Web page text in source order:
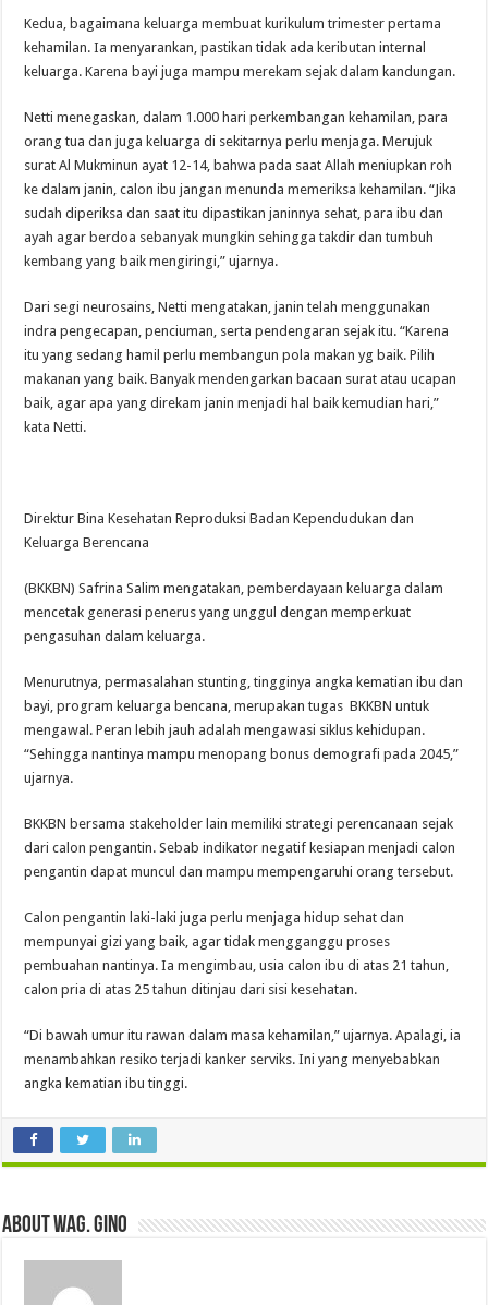
Kedua, bagaimana keluarga membuat kurikulum trimester pertama
kehamilan. Ia menyarankan, pastikan tidak ada keributan internal
keluarga. Karena bayi juga mampu merekam sejak dalam kandungan.
Netti menegaskan, dalam 1.000 hari perkembangan kehamilan, para
orang tua dan juga keluarga di sekitarnya perlu menjaga. Merujuk
surat Al Mukminun ayat 12-14, bahwa pada saat Allah meniupkan roh
ke dalam janin, calon ibu jangan menunda memeriksa kehamilan. “Jika
sudah diperiksa dan saat itu dipastikan janinnya sehat, para ibu dan
ayah agar berdoa sebanyak mungkin sehingga takdir dan tumbuh
kembang yang baik mengiringi,” ujarnya.
Dari segi neurosains, Netti mengatakan, janin telah menggunakan
indra pengecapan, penciuman, serta pendengaran sejak itu. “Karena
itu yang sedang hamil perlu membangun pola makan yg baik. Pilih
makanan yang baik. Banyak mendengarkan bacaan surat atau ucapan
baik, agar apa yang direkam janin menjadi hal baik kemudian hari,”
kata Netti.
Direktur Bina Kesehatan Reproduksi Badan Kependudukan dan
Keluarga Berencana
(BKKBN) Safrina Salim mengatakan, pemberdayaan keluarga dalam
mencetak generasi penerus yang unggul dengan memperkuat
pengasuhan dalam keluarga.
Menurutnya, permasalahan stunting, tingginya angka kematian ibu dan
bayi, program keluarga bencana, merupakan tugas BKKBN untuk
mengawal. Peran lebih jauh adalah mengawasi siklus kehidupan.
“Sehingga nantinya mampu menopang bonus demografi pada 2045,”
ujarnya.
BKKBN bersama stakeholder lain memiliki strategi perencanaan sejak
dari calon pengantin. Sebab indikator negatif kesiapan menjadi calon
pengantin dapat muncul dan mampu mempengaruhi orang tersebut.
Calon pengantin laki-laki juga perlu menjaga hidup sehat dan
mempunyai gizi yang baik, agar tidak mengganggu proses
pembuahan nantinya. Ia mengimbau, usia calon ibu di atas 21 tahun,
calon pria di atas 25 tahun ditinjau dari sisi kesehatan.
“Di bawah umur itu rawan dalam masa kehamilan,” ujarnya. Apalagi, ia
menambahkan resiko terjadi kanker serviks. Ini yang menyebabkan
angka kematian ibu tinggi.
About wag. gino